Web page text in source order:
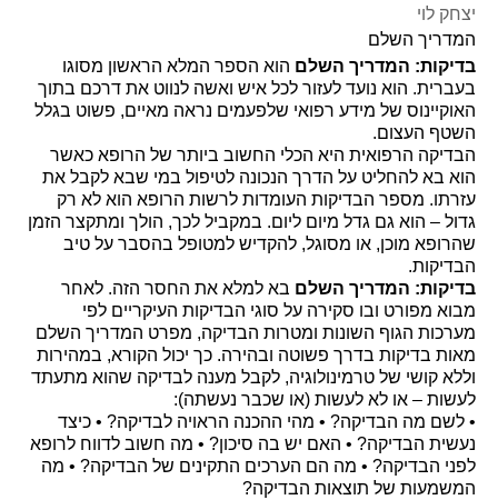
יצחק לוי
המדריך השלם
בדיקות: המדריך השלם הוא הספר המלא הראשון מסוגו
בעברית. הוא נועד לעזור לכל איש ואשה לנווט את דרכם בתוך
האוקיינוס של מידע רפואי שלפעמים נראה מאיים, פשוט בגלל
השטף העצום.
הבדיקה הרפואית היא הכלי החשוב ביותר של הרופא כאשר
הוא בא להחליט על הדרך הנכונה לטיפול במי שבא לקבל את
עזרתו. מספר הבדיקות העומדות לרשות הרופא הוא לא רק
גדול – הוא גם גדל מיום ליום. במקביל לכך, הולך ומתקצר הזמן
שהרופא מוכן, או מסוגל, להקדיש למטופל בהסבר על טיב
הבדיקות.
בדיקות: המדריך השלם בא למלא את החסר הזה. לאחר
מבוא מפורט ובו סקירה על סוגי הבדיקות העיקריים לפי
מערכות הגוף השונות ומטרות הבדיקה, מפרט המדריך השלם
מאות בדיקות בדרך פשוטה ובהירה. כך יכול הקורא, במהירות
וללא קושי של טרמינולוגיה, לקבל מענה לבדיקה שהוא מתעתד
לעשות – או לא לעשות (או שכבר נעשתה):
• לשם מה הבדיקה? • מהי ההכנה הראויה לבדיקה? • כיצד
נעשית הבדיקה? • האם יש בה סיכון? • מה חשוב לדווח לרופא
לפני הבדיקה? • מה הם הערכים התקינים של הבדיקה? • מה
המשמעות של תוצאות הבדיקה?